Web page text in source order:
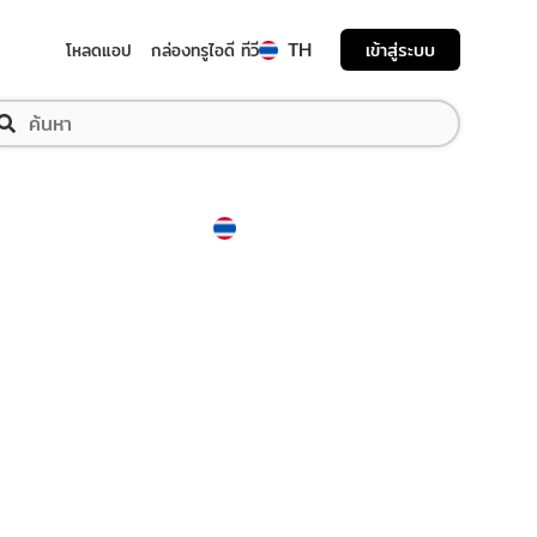
โหลดแอป กล่องทรูไอดี ทีวี TH เข้าสู่ระบบ